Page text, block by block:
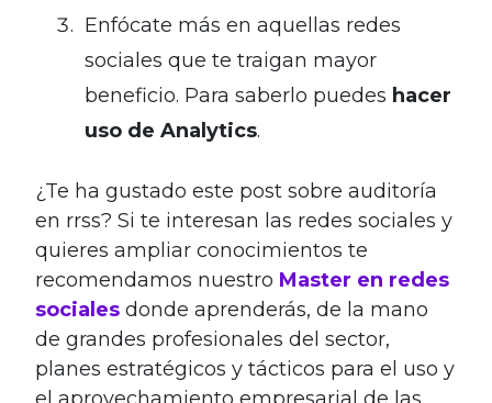
Enfócate más en aquellas redes
sociales que te traigan mayor
beneficio. Para saberlo puedes hacer
uso de Analytics.
¿Te ha gustado este post sobre auditoría
en rrss? Si te interesan las redes sociales y
quieres ampliar conocimientos te
recomendamos nuestro Master en redes
sociales donde aprenderás, de la mano
de grandes profesionales del sector,
planes estratégicos y tácticos para el uso y